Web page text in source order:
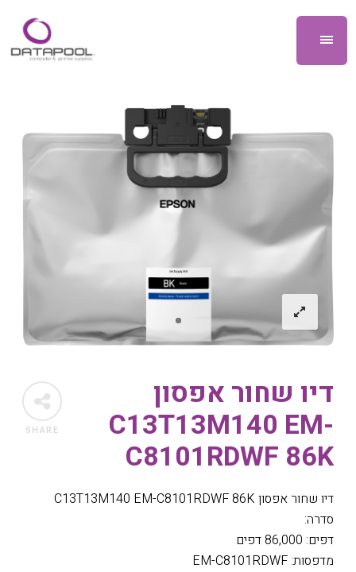
SHARE
דיו שחור אפסון
C13T13M140 EM-
C8101RDWF 86K
דיו שחור אפסון C13T13M140 EM-C8101RDWF 86K
סדרה:
דפים: 86,000 דפים
מדפסות: EM-C8101RDWF